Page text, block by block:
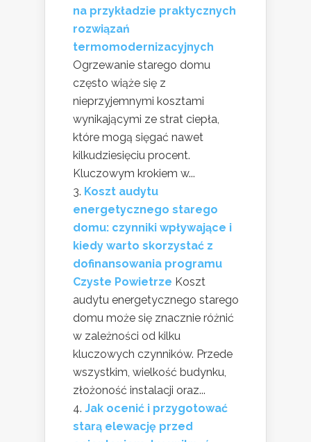
na przykładzie praktycznych
rozwiązań
termomodernizacyjnych
Ogrzewanie starego domu
często wiąże się z
nieprzyjemnymi kosztami
wynikającymi ze strat ciepła,
które mogą sięgać nawet
kilkudziesięciu procent.
Kluczowym krokiem w...
Koszt audytu
energetycznego starego
domu: czynniki wpływające i
kiedy warto skorzystać z
dofinansowania programu
Czyste Powietrze Koszt
audytu energetycznego starego
domu może się znacznie różnić
w zależności od kilku
kluczowych czynników. Przede
wszystkim, wielkość budynku,
złożoność instalacji oraz...
Jak ocenić i przygotować
starą elewację przed